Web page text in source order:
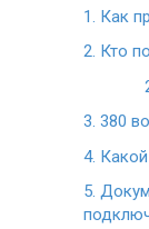
1.
Как
2. Кто
3. 380
4.
5.